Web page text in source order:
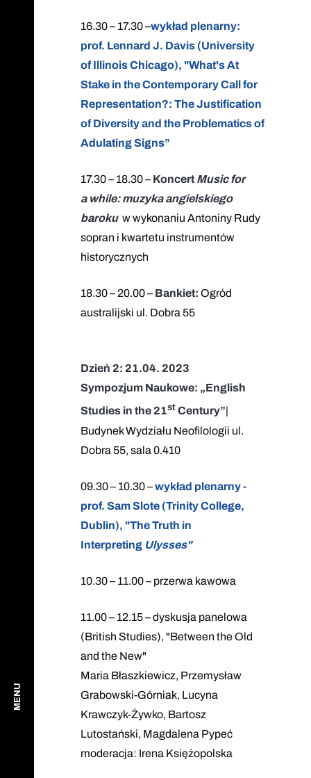
MENU
16.30 – 17.30 –wykład plenarny:
prof. Lennard J. Davis (University
of Illinois Chicago), "What's At
Stake in the Contemporary Call for
Representation?: The Justification
of Diversity and the Problematics of
Adulating Signs”
17.30 – 18.30 – Koncert Music for
a while: muzyka angielskiego
baroku w wykonaniu Antoniny Rudy
sopran i kwartetu instrumentów
historycznych
18.30 – 20.00 – Bankiet: Ogród
australijski ul. Dobra 55
Dzień 2: 21.04. 2023
Sympozjum Naukowe: „English
Studies in the 21stCentury”
Budynek Wydziału Neofilologii ul.
Dobra 55, sala 0.410
09.30 – 10.30 –wykład plenarny -
prof. Sam Slote (Trinity College,
Dublin), "The Truth in
Interpreting Ulysses"
10.30 – 11.00 – przerwa kawowa
11.00 – 12.15 – dyskusja panelowa
(British Studies), "Between the Old
and the New"
Maria Błaszkiewicz, Przemysław
Grabowski-Górniak, Lucyna
Krawczyk-Żywko, Bartosz
Lutostański, Magdalena Pypeć
moderacja: Irena Księżopolska